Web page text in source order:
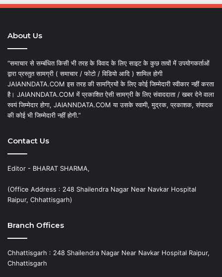
About Us
“समाचार से सम्बंधित किसी भी तरह के विवाद के लिए साइट के कुछ तत्वों में उपयोगकर्ताओं
द्वारा प्रस्तुत सामग्री ( समाचार / फोटो / विडियो आदि ) शामिल होगी
JAIANNDATA.COM इस तरह की सामग्रियों के लिए कोई जिम्मेदारी स्वीकार नहीं करता
है। JAIANNDATA.COM में प्रकाशित ऐसी सामग्री के लिए संवाददाता / खबर देने वाला
स्वयं जिम्मेदार होगा, JAIANNDATA.COM या उसके स्वामी, मुद्रक, प्रकाशक, संपादक
की कोई भी जिम्मेदारी नहीं होगी.”
Contact Us
Editor - BHARAT SHARMA,
(Office Address : 248 Shailendra Nagar Near Navkar Hospital
Raipur, Chhattisgarh)
Branch Offices
Chhattisgarh : 248 Shailendra Nagar Near Navkar Hospital Raipur,
Chhattisgarh